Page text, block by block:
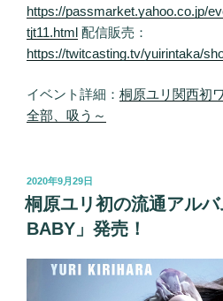
https://passmarket.yahoo.co.jp/
tjt11.html 配信販売：
https://twitcasting.tv/yuirintaka/
イベント詳細： 桐原ユリ関西初
全部、吸う～
投
稿
日:
2020年9月29日
桐原ユリ初の流通アル
BABY」発売！